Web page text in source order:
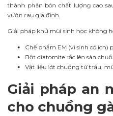
thành phân bón chất lượng cao
vườn rau gia đình.
Giải pháp khử mùi sinh học không
Chế phẩm EM (vi sinh có ích)
Bột diatomite rắc lên sàn
Vật liệu lót chuồng từ trấu,
Giải pháp an
cho chuồng